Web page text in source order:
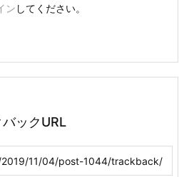
ン してください。
ックURL